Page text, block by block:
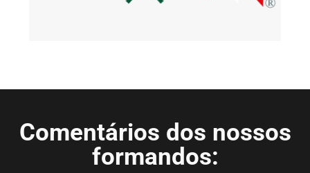
Comentários dos nossos
formandos: